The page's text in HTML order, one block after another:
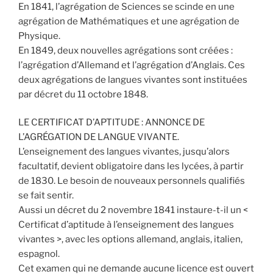
En 1841, l’agrégation de Sciences se scinde en une
agrégation de Mathématiques et une agrégation de
Physique.
En 1849, deux nouvelles agrégations sont créées :
l’agrégation d’Allemand et l’agrégation d’Anglais. Ces
deux agrégations de langues vivantes sont instituées
par décret du 11 octobre 1848.
LE CERTIFICAT D’APTITUDE : ANNONCE DE
L’AGRÉGATION DE LANGUE VIVANTE.
L’enseignement des langues vivantes, jusqu’alors
facultatif, devient obligatoire dans les lycées, à partir
de 1830. Le besoin de nouveaux personnels qualifiés
se fait sentir.
Aussi un décret du 2 novembre 1841 instaure-t-il un <
Certificat d’aptitude à l’enseignement des langues
vivantes >, avec les options allemand, anglais, italien,
espagnol.
Cet examen qui ne demande aucune licence est ouvert